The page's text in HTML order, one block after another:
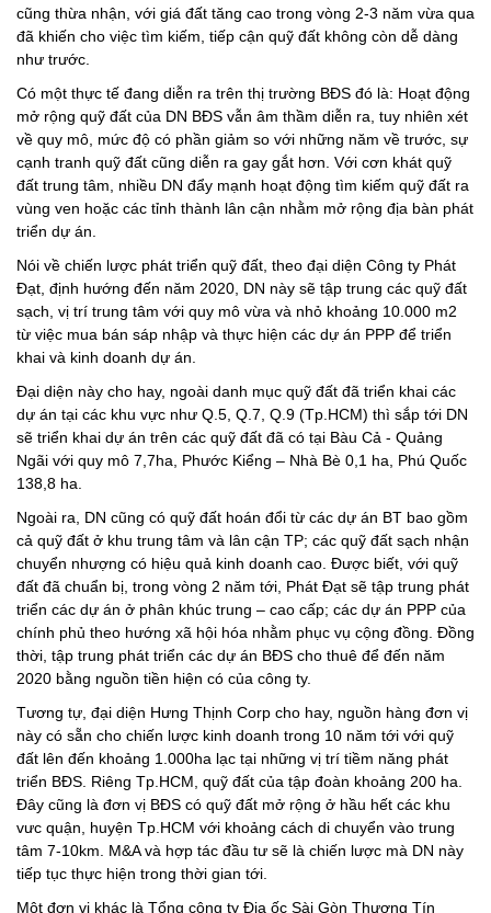
cũng thừa nhận, với giá đất tăng cao trong vòng 2-3 năm vừa qua
đã khiến cho việc tìm kiếm, tiếp cận quỹ đất không còn dễ dàng
như trước.
Có một thực tế đang diễn ra trên thị trường BĐS đó là: Hoạt động
mở rộng quỹ đất của DN BĐS vẫn âm thầm diễn ra, tuy nhiên xét
về quy mô, mức độ có phần giảm so với những năm về trước, sự
cạnh tranh quỹ đất cũng diễn ra gay gắt hơn. Với cơn khát quỹ
đất trung tâm, nhiều DN đẩy mạnh hoạt động tìm kiếm quỹ đất ra
vùng ven hoặc các tỉnh thành lân cận nhằm mở rộng địa bàn phát
triển dự án.
Nói về chiến lược phát triển quỹ đất, theo đại diện Công ty Phát
Đạt, định hướng đến năm 2020, DN này sẽ tập trung các quỹ đất
sạch, vị trí trung tâm với quy mô vừa và nhỏ khoảng 10.000 m2
từ việc mua bán sáp nhập và thực hiện các dự án PPP để triển
khai và kinh doanh dự án.
Đại diện này cho hay, ngoài danh mục quỹ đất đã triển khai các
dự án tại các khu vực như Q.5, Q.7, Q.9 (Tp.HCM) thì sắp tới DN
sẽ triển khai dự án trên các quỹ đất đã có tại Bàu Cả - Quảng
Ngãi với quy mô 7,7ha, Phước Kiểng – Nhà Bè 0,1 ha, Phú Quốc
138,8 ha.
Ngoài ra, DN cũng có quỹ đất hoán đổi từ các dự án BT bao gồm
cả quỹ đất ở khu trung tâm và lân cận TP; các quỹ đất sạch nhận
chuyển nhượng có hiệu quả kinh doanh cao. Được biết, với quỹ
đất đã chuẩn bị, trong vòng 2 năm tới, Phát Đạt sẽ tập trung phát
triển các dự án ở phân khúc trung – cao cấp; các dự án PPP của
chính phủ theo hướng xã hội hóa nhằm phục vụ cộng đồng. Đồng
thời, tập trung phát triển các dự án BĐS cho thuê để đến năm
2020 bằng nguồn tiền hiện có của công ty.
Tương tự, đại diện Hưng Thịnh Corp cho hay, nguồn hàng đơn vị
này có sẵn cho chiến lược kinh doanh trong 10 năm tới với quỹ
đất lên đến khoảng 1.000ha lạc tại những vị trí tiềm năng phát
triển BĐS. Riêng Tp.HCM, quỹ đất của tập đoàn khoảng 200 ha.
Đây cũng là đơn vị BĐS có quỹ đất mở rộng ở hầu hết các khu
vưc quận, huyện Tp.HCM với khoảng cách di chuyển vào trung
tâm 7-10km. M&A và hợp tác đầu tư sẽ là chiến lược mà DN này
tiếp tục thực hiện trong thời gian tới.
Một đơn vị khác là Tổng công ty Địa ốc Sài Gòn Thương Tín